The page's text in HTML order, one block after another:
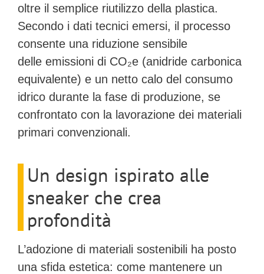
oltre il semplice riutilizzo della plastica.
Secondo i dati tecnici emersi, il processo
consente una riduzione sensibile
delle emissioni di CO₂e (anidride carbonica
equivalente) e un netto calo del consumo
idrico durante la fase di produzione, se
confrontato con la lavorazione dei materiali
primari convenzionali.
Un design ispirato alle
sneaker che crea
profondità
L’adozione di materiali sostenibili ha posto
una sfida estetica: come mantenere un